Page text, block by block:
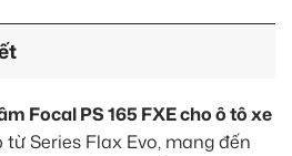
Focal PS 165 FXE cho ô tô xe
Series Flax Evo, mang đến